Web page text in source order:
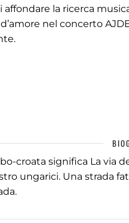
affondare la ricerca
nel concerto
croata significa La via
ungarici. Una strada